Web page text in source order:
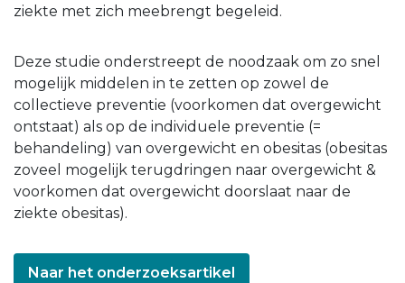
ziekte met zich meebrengt begeleid.
Deze studie onderstreept de noodzaak om zo snel
mogelijk middelen in te zetten op zowel de
collectieve preventie (voorkomen dat overgewicht
ontstaat) als op de individuele preventie (=
behandeling) van overgewicht en obesitas (obesitas
zoveel mogelijk terugdringen naar overgewicht &
voorkomen dat overgewicht doorslaat naar de
ziekte obesitas).
Naar het onderzoeksartikel